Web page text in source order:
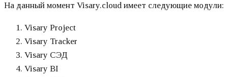
На данный момент Visary.cloud имеет следующие модули:
Visary Project
Visary Tracker
Visary СЭД
Visary BI